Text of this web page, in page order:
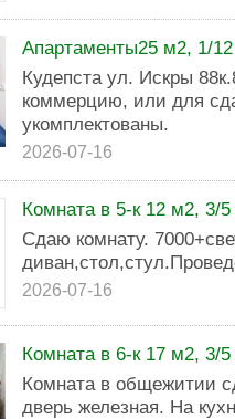
Апартаменты25 м2, 1/12
Кудепста ул. Искры
коммерцию, или для
укомплектованы.
2026-07-16
Комната в 5-к 12 м2, 3/5
Сдаю комнату.
2026-07-16
Комната в 6-к 17 м2, 3/5
Комната в общежитии
дверь железная. На